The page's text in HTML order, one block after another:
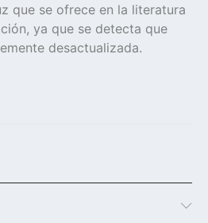
que se ofrece en la literatura
ya que se detecta que
desactualizada.